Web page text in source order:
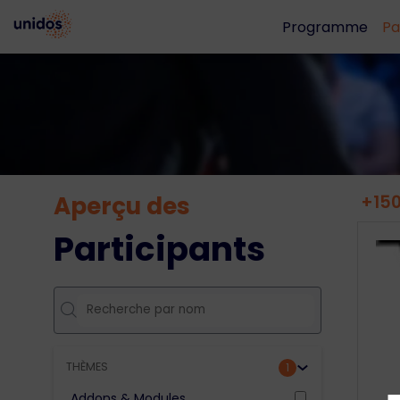
Programme
Aperçu des
Participants
THÈMES 1